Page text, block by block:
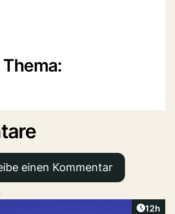
einen Kommentar
Artikel
12h